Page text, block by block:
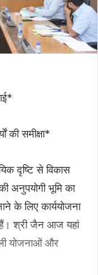
की समीक्षा*
दृष्टि से विकास
अनुपयोगी भूमि का
के लिए कार्ययोजना
हैं। श्री जैन आज यहां
योजनाओं और